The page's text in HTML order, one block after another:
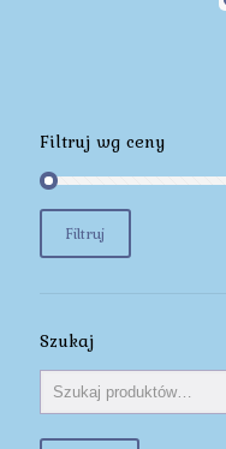
Filtruj wg ceny
Cena
Cena
maxFiltruj
Szukaj